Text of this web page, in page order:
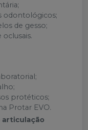
odontológicos;
de gesso;
protéticos;
Protar EVO.
articulação